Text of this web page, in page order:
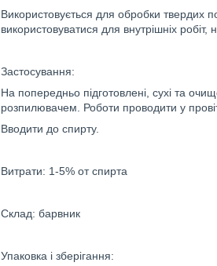
Використовується для обробки твердих
використовуватися для внутрішніх робіт,
Застосування:
На попередньо підготовлені, сухі та
розпилювачем. Роботи проводити у
Вводити до спирту.
Витрати: 1-5% от спирта
Склад: барвник
Упаковка і зберігання: